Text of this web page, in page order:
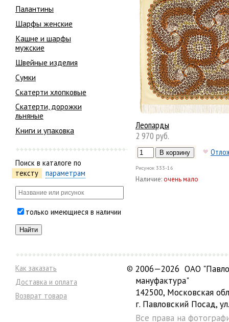
Палантины
Шарфы женские
Кашне и шарфы
мужские
Швейные изделия
Сумки
Скатерти хлопковые
Скатерти, дорожки
льняные
Книги и упаковка
Поиск в каталоге по
тексту
параметрам
только имеющиеся в наличии
Леопарды
2 970 руб.
Рисунок 333-16
Наличие:очень мало
Как заказать
Доставка и оплата
Возврат товара
© 2006—2026 ОАО
мануфактура"
142500, Московская
г. Павловский Посад,
Все права на